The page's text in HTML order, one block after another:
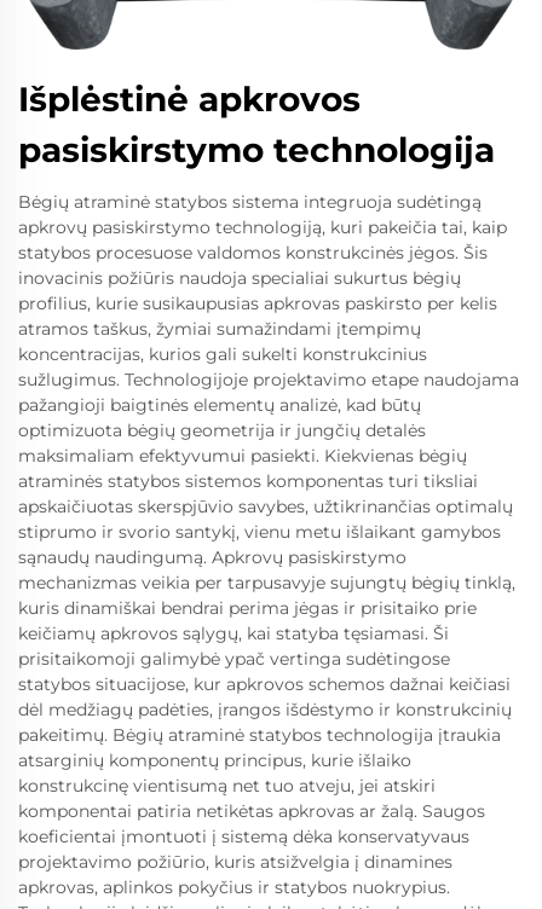
Išplėstinė apkrovos
pasiskirstymo technologija
Bėgių atraminė statybos sistema integruoja sudėtingą
apkrovų pasiskirstymo technologiją, kuri pakeičia tai, kaip
statybos procesuose valdomos konstrukcinės jėgos. Šis
inovacinis požiūris naudoja specialiai sukurtus bėgių
profilius, kurie susikaupusias apkrovas paskirsto per kelis
atramos taškus, žymiai sumažindami įtempimų
koncentracijas, kurios gali sukelti konstrukcinius
sužlugimus. Technologijoje projektavimo etape naudojama
pažangioji baigtinės elementų analizė, kad būtų
optimizuota bėgių geometrija ir jungčių detalės
maksimaliam efektyvumui pasiekti. Kiekvienas bėgių
atraminės statybos sistemos komponentas turi tiksliai
apskaičiuotas skerspjūvio savybes, užtikrinančias optimalų
stiprumo ir svorio santykį, vienu metu išlaikant gamybos
sąnaudų naudingumą. Apkrovų pasiskirstymo
mechanizmas veikia per tarpusavyje sujungtų bėgių tinklą,
kuris dinamiškai bendrai perima jėgas ir prisitaiko prie
keičiamų apkrovos sąlygų, kai statyba tęsiamasi. Ši
prisitaikomoji galimybė ypač vertinga sudėtingose
statybos situacijose, kur apkrovos schemos dažnai keičiasi
dėl medžiagų padėties, įrangos išdėstymo ir konstrukcinių
pakeitimų. Bėgių atraminė statybos technologija įtraukia
atsarginių komponentų principus, kurie išlaiko
konstrukcinę vientisumą net tuo atveju, jei atskiri
komponentai patiria netikėtas apkrovas ar žalą. Saugos
koeficientai įmontuoti į sistemą dėka konservatyvaus
projektavimo požiūrio, kuris atsižvelgia į dinamines
apkrovas, aplinkos pokyčius ir statybos nuokrypius.